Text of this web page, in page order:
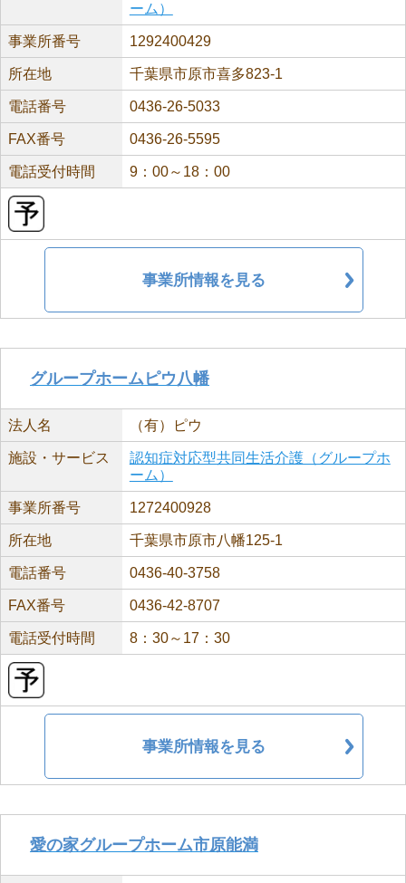
ーム）
事業所番号 1292400429
所在地 千葉県市原市喜多823-1
電話番号 0436-26-5033
FAX番号 0436-26-5595
電話受付時間 9：00～18：00
事業所情報を見る
グループホームピウ八幡
法人名 （有）ピウ
施設・サービス
認知症対応型共同生活介護（グループホ
ーム）
事業所番号 1272400928
所在地 千葉県市原市八幡125-1
電話番号 0436-40-3758
FAX番号 0436-42-8707
電話受付時間 8：30～17：30
事業所情報を見る
愛の家グループホーム市原能満